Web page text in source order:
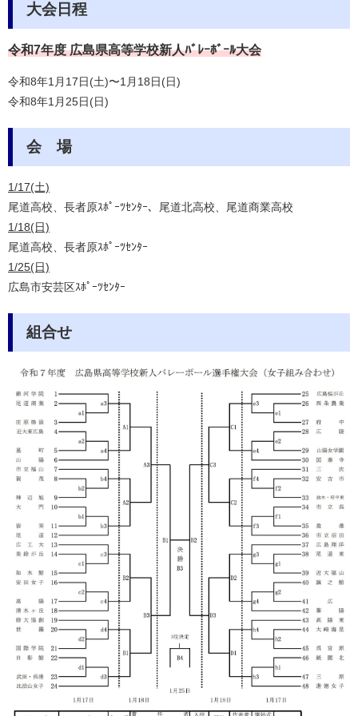
大会日程
令和7年度 広島県高等学校新人ﾊﾞﾚｰﾎﾞｰﾙ大会
令和8年1月17日(土)〜1月18日(日)
令和8年1月25日(日)
会 場
1/17(土)
尾道高校、長者原ｽﾎﾟｰﾂｾﾝﾀｰ、尾道北高校、尾道商業高校
1/18(日)
尾道高校、長者原ｽﾎﾟｰﾂｾﾝﾀｰ
1/25(日)
広島市安芸区ｽﾎﾟｰﾂｾﾝﾀｰ
組合せ